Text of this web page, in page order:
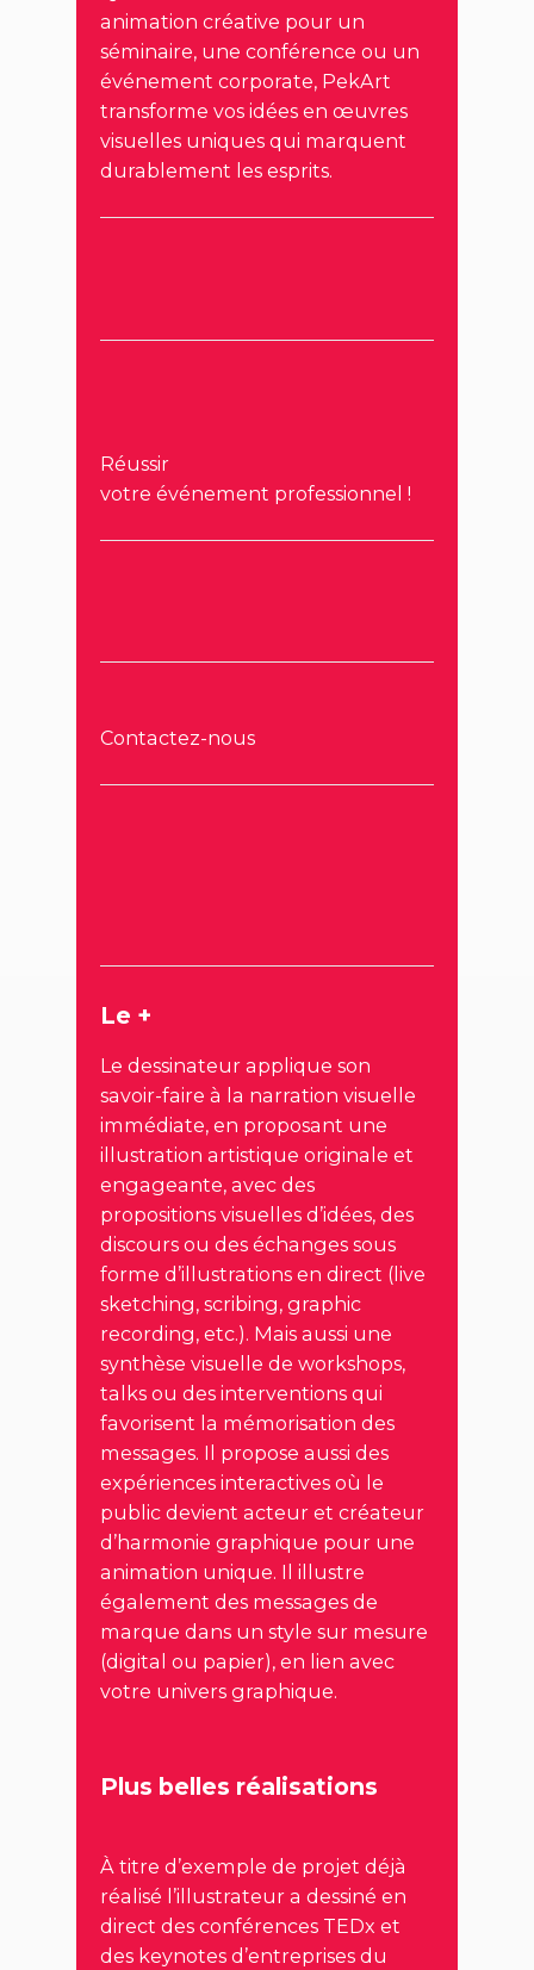
animation créative pour un
séminaire, une conférence ou un
événement corporate, PekArt
transforme vos idées en œuvres
visuelles uniques qui marquent
durablement les esprits.
Réussir
votre événement professionnel !
Contactez-nous
Le +
Le dessinateur applique son
savoir-faire à la narration visuelle
immédiate, en proposant une
illustration artistique originale et
engageante, avec des
propositions visuelles d’idées, des
discours ou des échanges sous
forme d’illustrations en direct (live
sketching, scribing, graphic
recording, etc.). Mais aussi une
synthèse visuelle de workshops,
talks ou des interventions qui
favorisent la mémorisation des
messages. Il propose aussi des
expériences interactives où le
public devient acteur et créateur
d’harmonie graphique pour une
animation unique. Il illustre
également des messages de
marque dans un style sur mesure
(digital ou papier), en lien avec
votre univers graphique.
Plus belles réalisations
À titre d’exemple de projet déjà
réalisé l’illustrateur a dessiné en
direct des conférences TEDx et
des keynotes d’entreprises du